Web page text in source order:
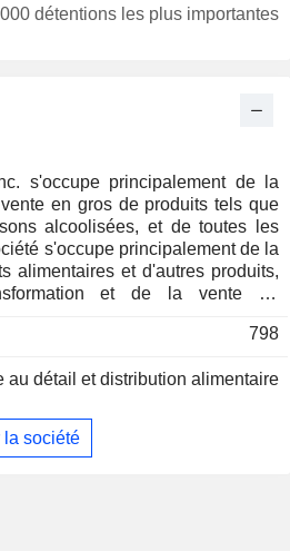
détentions les plus importantes
s'occupe principalement de la
en gros de produits tels que
alcoolisées, et de toutes les
s'occupe principalement de la
alimentaires et d'autres produits,
et de la vente de
et d'alcools, de l'achat de
alimentaires et d'alcools, du
798
au détail et distribution alimentaire
la société